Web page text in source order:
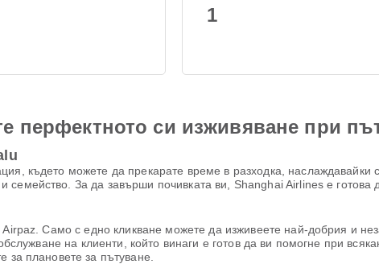
1
перфектното си изживяване при
където можете да прекарате време в разходка, наслаждавайки
За да завърши почивката ви, Shanghai Airlines е готова
Само с едно кликване можете да изживеете най-добрия и
на клиенти, който винаги е готов да ви помогне при
за плановете за пътуване.